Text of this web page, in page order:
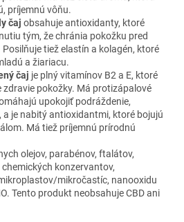
príjemnú vôňu.
čaj obsahuje antioxidanty, ktoré
tým, že chránia pokožku pred
tiež elastín a kolagén, ktoré
a žiariacu.
čaj je plný vitamínov B2 a E, ktoré
zdravie pokožky. Má protizápalové
upokojiť podráždenie,
a je nabitý antioxidantmi, ktoré bojujú
Má tiež príjemnú prírodnú
olejov, parabénov, ftalátov,
konzervantov,
mikročastíc, nanooxidu
Tento produkt neobsahuje CBD ani